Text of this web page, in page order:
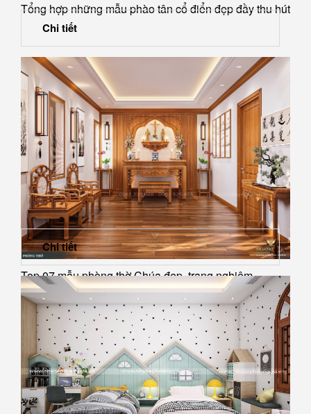
Tổng hợp những mẫu phào tân cổ điển đẹp đầy thu hút
Chi tiết
Top 07 mẫu phòng thờ Chúa đẹp, trang nghiêm
Chi tiết